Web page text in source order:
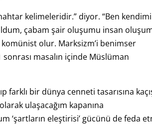
kelimeleridir.” diyor. “Ben kendimi
çabam şair oluşumu insan
komünist olur. Marksizm’i benimser
masalın içinde Müslüman
farklı bir dünya cenneti tasarısına
ulaşacağım kapanına
‘şartların eleştirisi’ gücünü de feda